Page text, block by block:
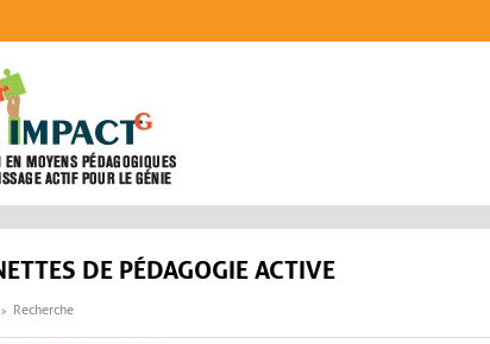
DE PÉDAGOGIE ACTIVE
Recherche